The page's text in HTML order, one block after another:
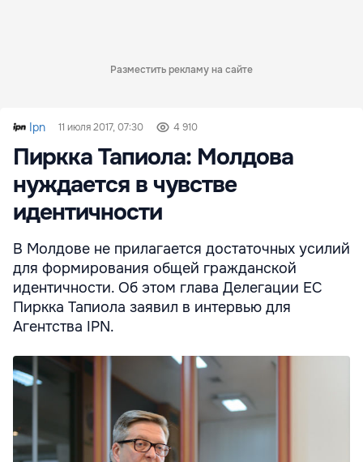
Разместить рекламу на сайте
Ipn 11 июля 2017, 07:30 4 910
Пиркка Тапиола: Молдова
нуждается в чувстве
идентичности
В Молдове не прилагается достаточных усилий
для формирования общей гражданской
идентичности. Об этом глава Делегации ЕС
Пиркка Тапиола заявил в интервью для
Агентства IPN.